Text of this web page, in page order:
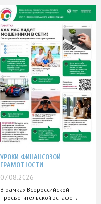
УРОКИ ФИНАНСОВОЙ
ГРАМОТНОСТИ
07.08.2026
В рамках Всероссийской
просветительской эстафеты